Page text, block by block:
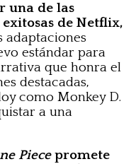
una de las
de Netflix,
adaptaciones
estándar para
que honra el
destacadas,
como Monkey D.
a una
Piecepromete